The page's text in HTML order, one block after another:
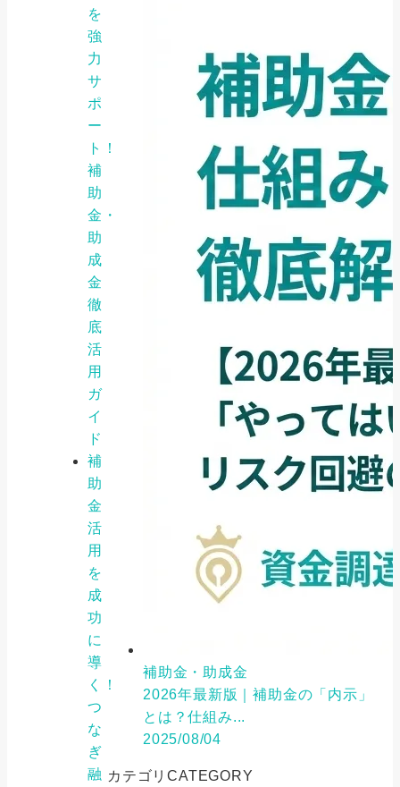
を
強
力
サ
ポ
ー
ト！
補
助
金・
助
成
金
徹
底
活
用
ガ
イ
ド
補
助
金
活
用
を
成
功
に
導
く！
つ
な
ぎ
融
補助金・助成金
2026年最新版｜補助金の「内示」
とは？仕組み...
2025/08/04
カテゴリCATEGORY